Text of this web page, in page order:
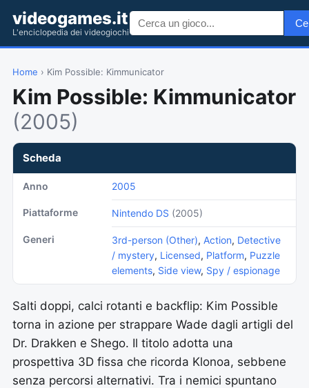
videogames.it
L'enciclopedia dei videogiochi
Home › Kim Possible: Kimmunicator
Kim Possible: Kimmunicator
(2005)
Scheda
Anno 2005
Piattaforme Nintendo DS (2005)
Generi 3rd-person (Other), Action, Detective
/ mystery, Licensed, Platform, Puzzle
elements, Side view, Spy / espionage
Salti doppi, calci rotanti e backflip: Kim Possible
torna in azione per strappare Wade dagli artigli del
Dr. Drakken e Shego. Il titolo adotta una
prospettiva 3D fissa che ricorda Klonoa, sebbene
senza percorsi alternativi. Tra i nemici spuntano